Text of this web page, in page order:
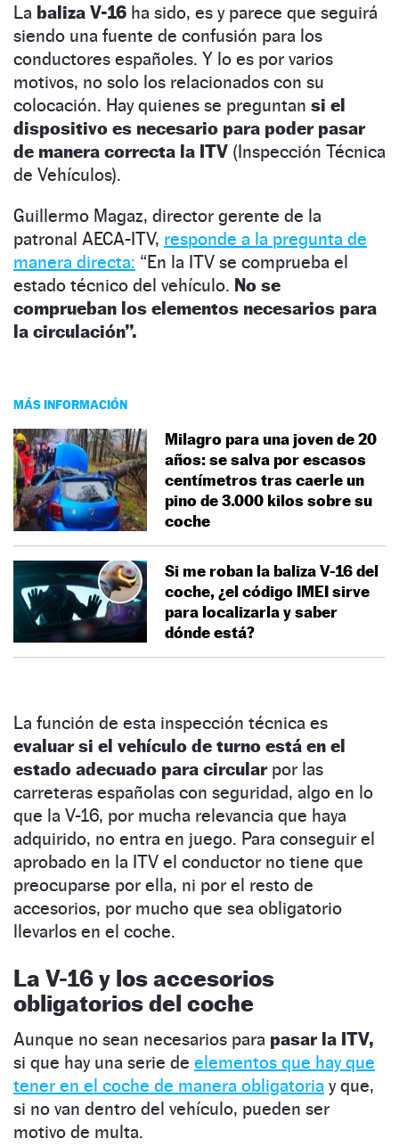
La baliza V-16 ha sido, es y parece que seguirá
siendo una fuente de confusión para los
conductores españoles. Y lo es por varios
motivos, no solo los relacionados con su
colocación. Hay quienes se preguntan si el
dispositivo es necesario para poder pasar
de manera correcta la ITV (Inspección Técnica
de Vehículos).
Guillermo Magaz, director gerente de la
patronal AECA-ITV, responde a la pregunta de
manera directa: “En la ITV se comprueba el
estado técnico del vehículo. No se
comprueban los elementos necesarios para
la circulación”.
MÁS INFORMACIÓN
Milagro para una joven de 20
años: se salva por escasos
centímetros tras caerle un
pino de 3.000 kilos sobre su
coche
Si me roban la baliza V-16 del
coche, ¿el código IMEI sirve
para localizarla y saber
dónde está?
La función de esta inspección técnica es
evaluar si el vehículo de turno está en el
estado adecuado para circularpor las
carreteras españolas con seguridad, algo en lo
que la V-16, por mucha relevancia que haya
adquirido, no entra en juego. Para conseguir el
aprobado en la ITV el conductor no tiene que
preocuparse por ella, ni por el resto de
accesorios, por mucho que sea obligatorio
llevarlos en el coche.
La V-16 y los accesorios
obligatorios del coche
Aunque no sean necesarios para pasar la ITV,
si que hay una serie de elementos que hay que
tener en el coche de manera obligatoria y que,
si no van dentro del vehículo, pueden ser
motivo de multa.